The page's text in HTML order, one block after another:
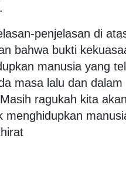
penjelasan di
bahwa bukti
manusia yang
masa lalu dan dalam
ragukah kita
menghidupkan